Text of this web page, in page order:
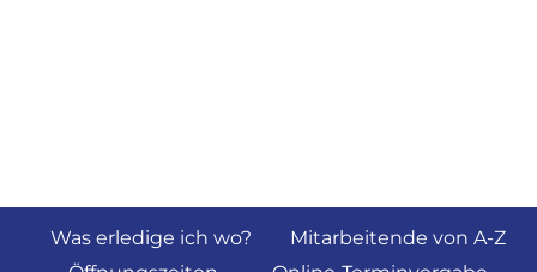
Was erledige ich wo?
Mitarbeitende von A-Z